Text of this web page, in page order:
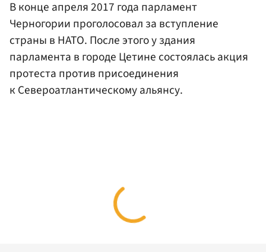
В конце апреля 2017 года парламент
Черногории проголосовал за вступление
страны в НАТО. После этого у здания
парламента в городе Цетине состоялась акция
протеста против присоединения
к Североатлантическому альянсу.